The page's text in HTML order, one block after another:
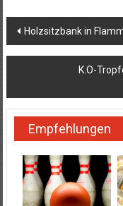
Holzsitzbank in
K.O-
Empfehlungen